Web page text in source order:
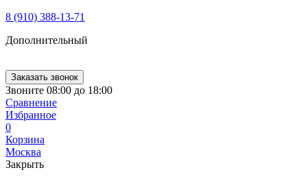
127549
Россия
250-
21-
51,
E-
mail:
sales@1Logistik.ru
8 (910) 388-13-71
Дополнительный
Заказать звонок
Звоните 08:00 до 18:00
Сравнение
Избранное
0
Корзина
Москва
Закрыть